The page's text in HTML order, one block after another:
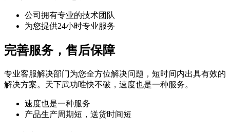
公司拥有专业的技术团队
为您提供24小时专业服务
完善服务，售后保障
专业客服解决部门为您全方位解决问题，短时间内出具有效的
解决方案。天下武功唯快不破，速度也是一种服务。
速度也是一种服务
产品生产周期短，送货时间短